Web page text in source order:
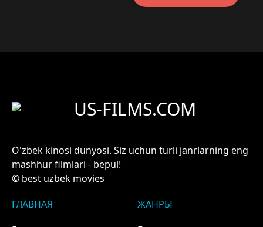
US-FILMS.COM
O'zbek kinosi dunyosi. Siz uchun turli janrlarning eng
mashhur filmlari - bepul!
© best uzbek movies
ГЛАВНАЯ
ЖАНРЫ